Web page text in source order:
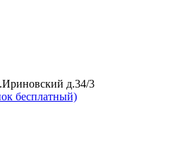
д.34/3
бесплатный)